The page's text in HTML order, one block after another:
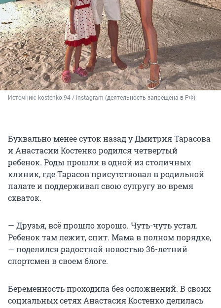
Источник: kostenko.94 / Instagram (деятельность запрещена в РФ)
Буквально менее суток назад у Дмитрия Тарасова
и Анастасии Костенко родился четвертый
ребенок. Роды прошли в одной из столичных
клиник, где Тарасов присутствовал в родильной
палате и поддерживал свою супругу во время
схваток.
— Друзья, всё прошло хорошо. Чуть-чуть устал.
Ребенок там лежит, спит. Мама в полном порядке,
— поделился радостной новостью 36-летний
спортсмен в своем блоге.
Беременность проходила без осложнений. В своих
социальных сетях Анастасия Костенко делилась